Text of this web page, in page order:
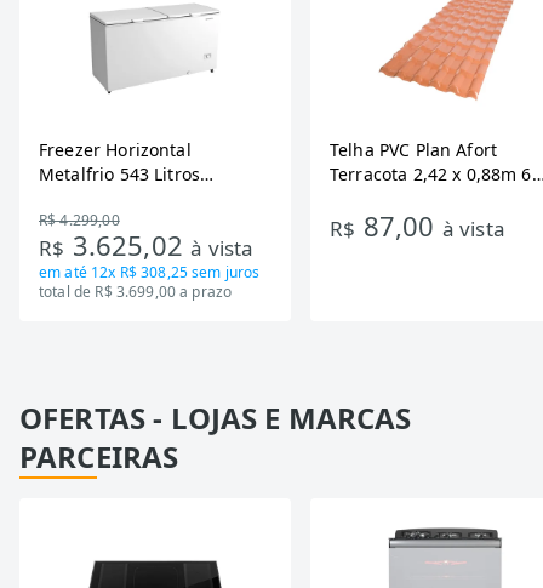
Freezer Horizontal
Metalfrio 543 Litros
Tecnologia Inverter, Branco,
Bivolt
R$ 4.299,00
R$ 3.625,02à vista
em até 12x R$ 308,25sem juros
total de R$ 3.699,00 a prazo
Telha PVC Plan Afort
Terracota 2,42 x 0,88m 6
R$ 87,00 à vista
OFERTAS - LOJAS E MARCAS
PARCEIRAS